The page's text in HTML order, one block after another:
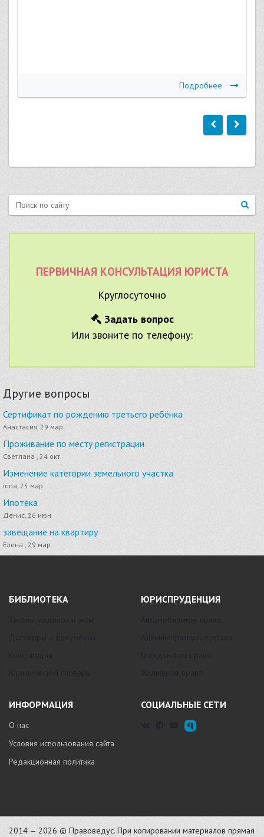
Подробнее
ПЕРВИЧНАЯ КОНСУЛЬТАЦИЯ ЮРИСТА
Круглосуточно
Задать вопрос
Или звоните по телефону:
Другие вопросы
Сертификат по рождению третьего ребёнка
Анастасия, 29 мар
Проживание по месту регистрации
Светлана , 24 окт
Изменение категории земельного участка
irina, 25 мар
Ипотека
Денис, 26 июн
завещание на квартиру
Елена , 29 мар
БИБЛИОТЕКА ЮРИСПРУДЕНЦИЯ
ИНФОРМАЦИЯ
О нас
Условия использования сайта
Редакционная политика
СОЦИАЛЬНЫЕ СЕТИ
2014 — 2026 © Правоведус. При копировании материалов прямая